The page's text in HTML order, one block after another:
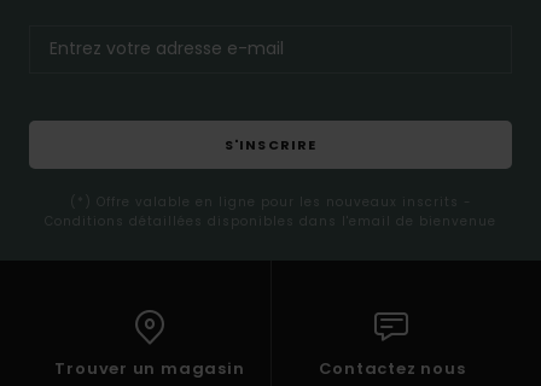
S'INSCRIRE
(*) Offre valable en ligne pour les nouveaux inscrits -
Conditions détaillées disponibles dans l'email de bienvenue
Trouver un magasin Contactez nous